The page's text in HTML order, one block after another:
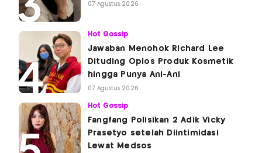
07 Agustus 2026
Hot Gossip
Jawaban Menohok Richard Lee
Dituding Oplos Produk Kosmetik
hingga Punya Ani-Ani
07 Agustus 2026
Hot Gossip
Fangfang Polisikan 2 Adik Vicky
Prasetyo setelah Diintimidasi
Lewat Medsos